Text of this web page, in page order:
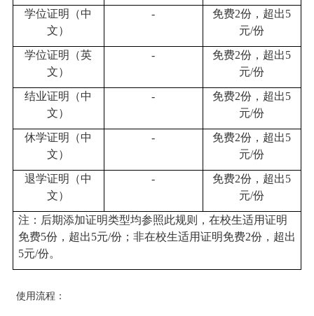
学位证明（中
文）
- 免费2份，超出5
元/份
学位证明（英
文）
- 免费2份，超出5
元/份
结业证明（中
文）
- 免费2份，超出5
元/份
休学证明（中
文）
- 免费2份，超出5
元/份
退学证明（中
文）
- 免费2份，超出5
元/份
注：后期添加证明类型均参照此规则，在校生适用证明
免费5份，超出5元/份；非在校生适用证明免费2份，超出
5元/份。
使用流程：